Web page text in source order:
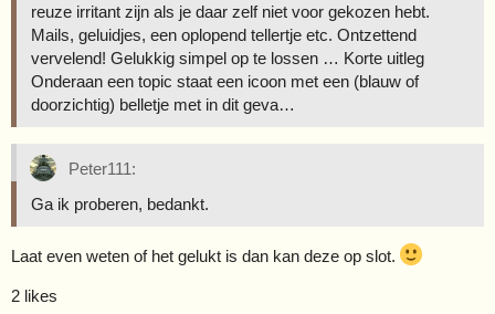
reuze irritant zijn als je daar zelf niet voor gekozen hebt.
Mails, geluidjes, een oplopend tellertje etc. Ontzettend
vervelend! Gelukkig simpel op te lossen … Korte uitleg
Onderaan een topic staat een icoon met een (blauw of
doorzichtig) belletje met in dit geva…
Peter111:
Ga ik proberen, bedankt.
Laat even weten of het gelukt is dan kan deze op slot.
2 likes